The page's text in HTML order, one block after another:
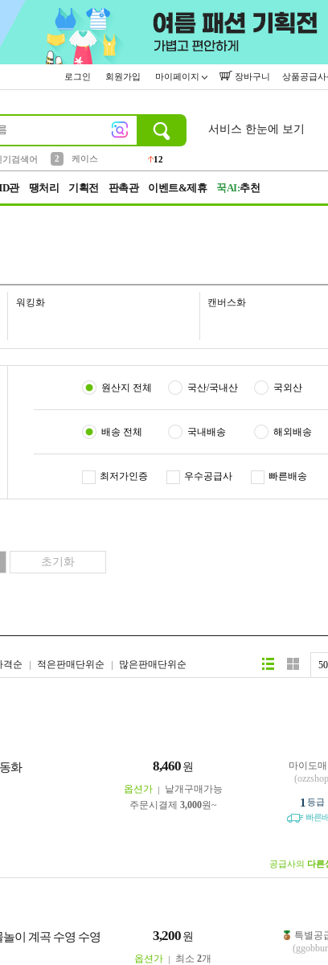
로그인 회원가입 마이페이지 장바구니 상품공급사
기검색어
2
케이스
12
서비스 한눈에 보기
관 땡처리 기획전 판촉관 이벤트&제휴 꾹AI:추천
워킹화 캔버스화
원산지 전체 국산/국내산 국외산
배송 전체 국내배송 해외배송
최저가인증 우수공급사 빠른배송
격순 적은판매단위순 많은판매단위순
화 8,460 원
옵션가
낱개구매가능
주문시결제 3,000원~
마이도
1 등급
빠른
공급사의 다른
이 계곡 수영 수영
3,200 원
옵션가 최소 2개
특별공